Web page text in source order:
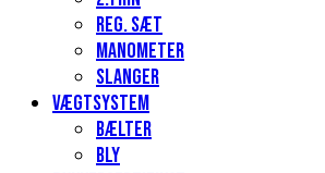
Reg. sæt
Manometer
Slanger
Vægtsystem
Bælter
Bly